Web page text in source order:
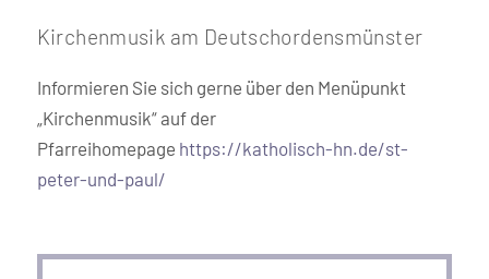
Kirchenmusik am Deutschordensmünster
Informieren Sie sich gerne über den Menüpunkt
„Kirchenmusik“ auf der
Pfarreihomepage https://katholisch-hn.de/st-
peter-und-paul/